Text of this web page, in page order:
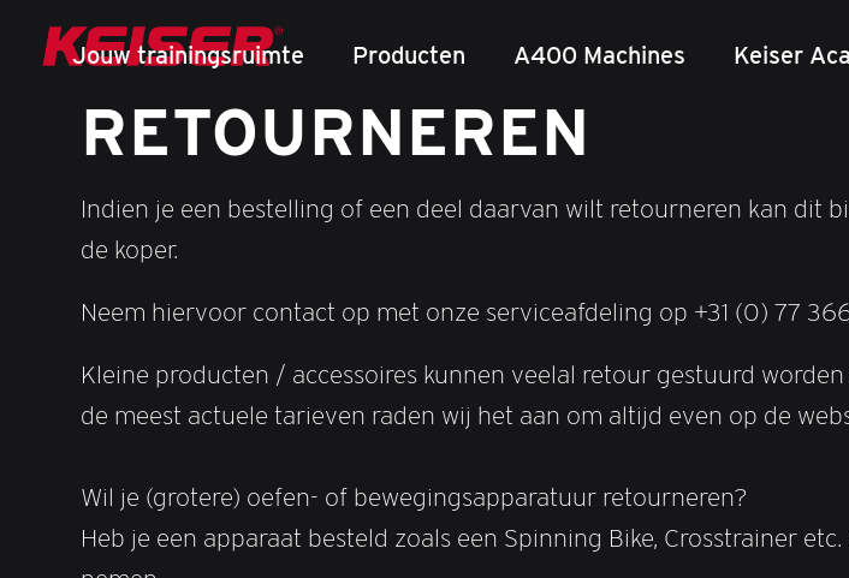
Jouw trainingsruimte Producten A400 Machines Keiser
RETOURNEREN
Indien je een bestelling of een deel daarvan wilt retourneren kan dit
de koper.
Neem hiervoor contact op met onze serviceafdeling op +31 (0) 77
Kleine producten / accessoires kunnen veelal retour gestuurd
de meest actuele tarieven raden wij het aan om altijd even op de
Wil je (grotere) oefen- of bewegingsapparatuur retourneren?
Heb je een apparaat besteld zoals een Spinning Bike, Crosstrainer